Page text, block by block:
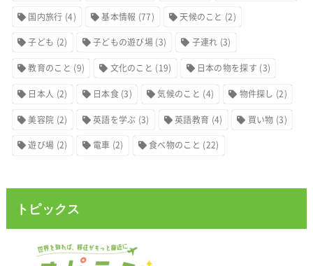
国内旅行 (4) 基本情報 (77) 天候のこと (2)
子ども (2) 子どもの遊び場 (3) 子連れ (3)
教育のこと (9) 文化のこと (19) 日本の物を探す (3)
日本人 (2) 日本食(3) 気候のこと (4) 物件探し (2)
美容院 (2) 英語を学ぶ (3) 英語教育 (4) 買い物 (3)
遊び場 (2) 電車 (2) 食べ物のこと (22)
トピックス